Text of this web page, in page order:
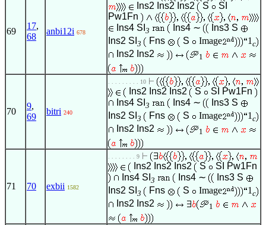
69
17,
68
anbi12i 678
Ins2 Ins2 Ins2 S
SI
Pw1Fn
Ins4 SI 3 Ins4 ∼ Ins3 S
Ins2 SI 3 Fns S Image 1 c
Ins2 Ins2 1
70
9,
69
bitri 240
. . . . . . . . . 10
Ins2 Ins2 Ins2 S SI
Pw1Fn
Ins4 SI 3 Ins4 ∼ Ins3 S
Ins2 SI 3 Fns S Image 1 c
Ins2 Ins2 1
71 70 exbii 1582
. . . . . . . . 9
Ins2 Ins2 Ins2 S SI
Pw1Fn
Ins4 SI 3 Ins4 ∼ Ins3 S
Ins2 SI 3 Fns S Image 1 c
Ins2 Ins2 1